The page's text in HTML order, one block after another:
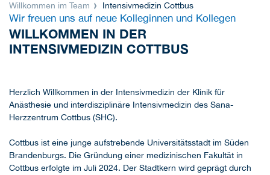
Willkommen im Team
Intensivmedizin Cottbus
Wir freuen uns auf neue Kolleginnen und Kollegen
WILLKOMMEN IN DER
INTENSIVMEDIZIN COTTBUS
Herzlich Willkommen in der Intensivmedizin der Klinik für
Anästhesie und interdisziplinäre Intensivmedizin des Sana-
Herzzentrum Cottbus (SHC).
Cottbus ist eine junge aufstrebende Universitätsstadt im Süden
Brandenburgs. Die Gründung einer medizinischen Fakultät in
Cottbus erfolgte im Juli 2024. Der Stadtkern wird geprägt durch